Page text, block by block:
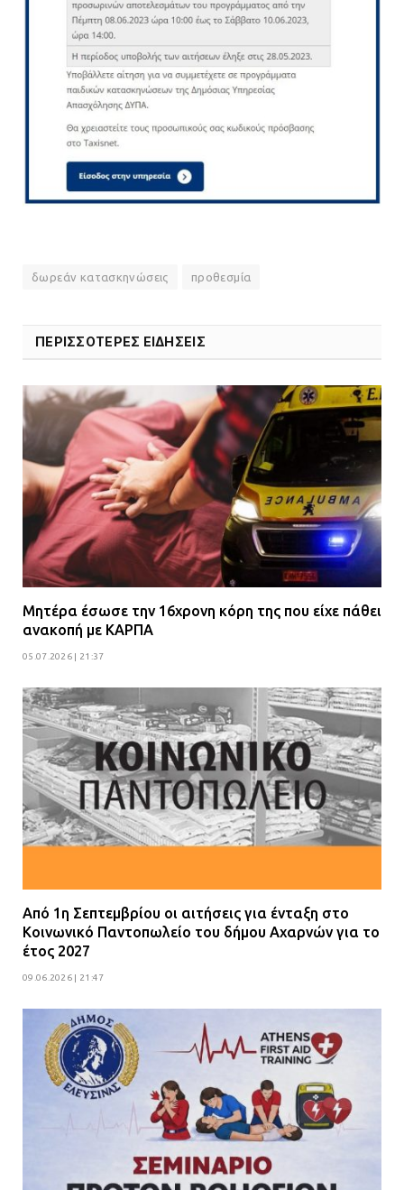
δωρεάν κατασκηνώσεις προθεσμία
ΠΕΡΙΣΣΟΤΕΡΕΣ ΕΙΔΗΣΕΙΣ
Μητέρα έσωσε την 16χρονη κόρη της που είχε πάθει
ανακοπή με ΚΑΡΠΑ
05.07.2026 | 21:37
Από 1η Σεπτεμβρίου οι αιτήσεις για ένταξη στο
Κοινωνικό Παντοπωλείο του δήμου Αχαρνών για το
έτος 2027
09.06.2026 | 21:47